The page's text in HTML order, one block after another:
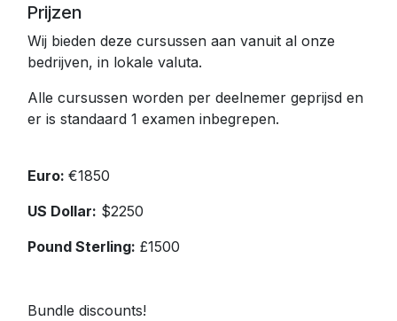
Prijzen
Wij bieden deze cursussen aan vanuit al onze
bedrijven, in lokale valuta.
Alle cursussen worden per deelnemer geprijsd en
er is standaard 1 examen inbegrepen.
Euro: €1850
US Dollar: $2250
Pound Sterling: £1500
Bundle discounts!